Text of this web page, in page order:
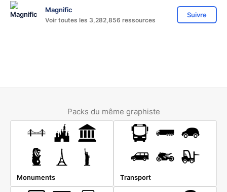
Magnific
Voir toutes les 3,282,856 ressources
Suivre
Packs du même graphiste
Monuments Transport